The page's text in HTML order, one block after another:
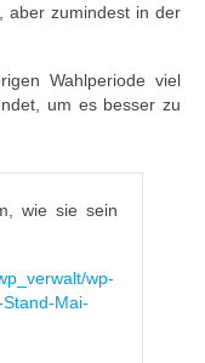
aber zumindest in der
Wahlperiode viel
um es besser zu
wie sie sein
wp-
Mai-